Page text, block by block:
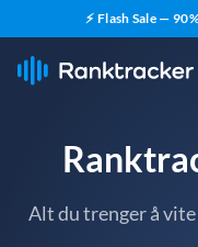
⚡ Flash Sale —
Alt du trenger å